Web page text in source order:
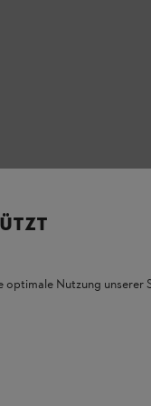
optimale Nutzung unserer